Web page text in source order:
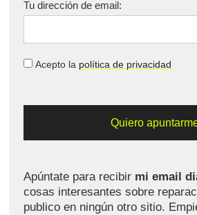
Tu dirección de email:
Acepto la política de privacidad
Apúntate para recibir mi email
cosas interesantes sobre
publico en ningún otro sitio.